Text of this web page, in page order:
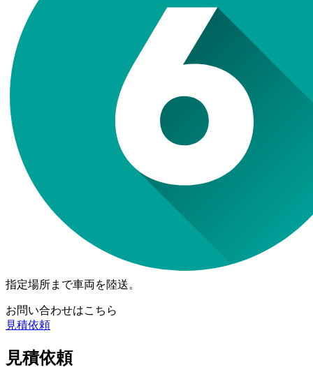
指定場所まで車両を陸送。
お問い合わせはこちら
見積依頼
見積依頼